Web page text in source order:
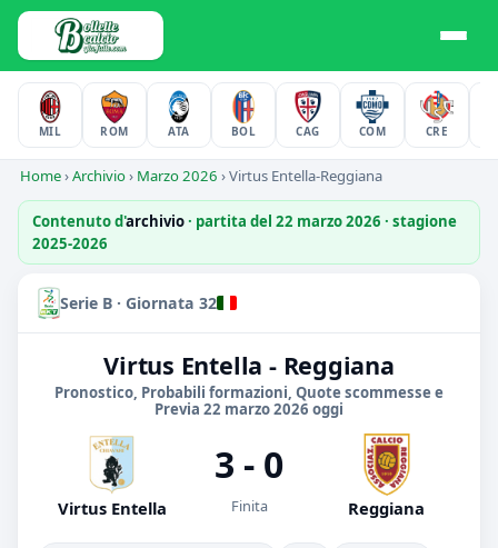
MIL ROM ATA BOL CAG COM CRE
Home›Archivio› Marzo 2026 ›Virtus Entella-Reggiana
Contenuto d'archivio· partita del 22 marzo 2026 · stagione
2025-2026
Serie B · Giornata 32
Virtus Entella - Reggiana
Pronostico, Probabili formazioni, Quote scommesse e
Previa 22 marzo 2026 oggi
Virtus Entella
3 - 0
Finita Reggiana